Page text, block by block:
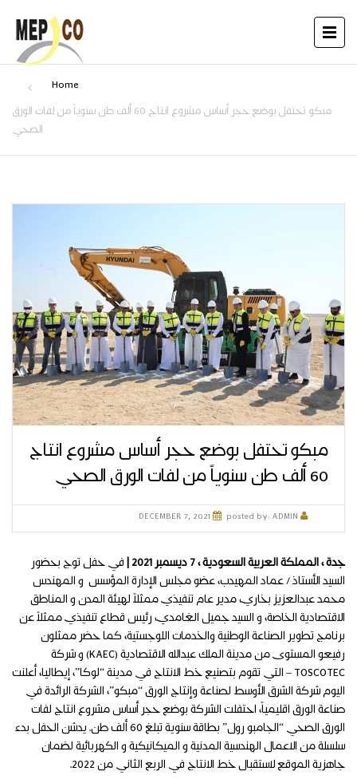
Home
مبكو تحتفل بوضع حجر أساس مشروع انتاج 60 ألف طن سنوياً من لفات الورق
الصحي
مبكو تحتفل بوضع حجر أساس مشروع انتاج
60 ألف طن سنوياً من لفات الورق الصحي
posted by:ADMIN
DECEMBER 7, 2021
جدة ، المملكة العربية السعودية ، 7 ديسمبر 2021 |
في حفل توج بحضور
السيد الأستاذ / عماد المهيدب، عضو مجلس الإدارة المؤسس و المهندس
محمد عبدالعزيز بخاري، مدير عام تنفيذي ممثلاً لهيئة المدن و المناطق
الاقتصادية الخاصة، و السيد جميل الغامدي، رئيس قطاع تنفيذي ممثلاً عن
برنامج تطوير الصناعة الوطنية والخدمات اللوجستية، كما حضر ممثلون
رفيعو المستوى من مدينة الملك عبدالله الاقتصادية (KAEC) و شركة
TOSCOTEC – التي تقوم بتصنيع خط الانتاج في مدينة “لوكا”، إيطاليا، أعلنت
اليوم شركة الشرق الأوسط لصناعة وإنتاج الورق “مبكو”، الشركة الرائدة في
صناعة الورق اقليمياً، احتفلت الشركة بوضع حجر أساس مشروع انتاج لفات
الورق الصحي “الجامبو رول” بطاقة سنوية تبلغ 60 ألف طن. يدشن الحفل بدء
سلسلة من الاعمال الهندسية المدنية و الميكانيكية و الكهربائية لضمان
جاهزية الموقع لاستقبال خط الانتاج في الربع الثاني من 2022.